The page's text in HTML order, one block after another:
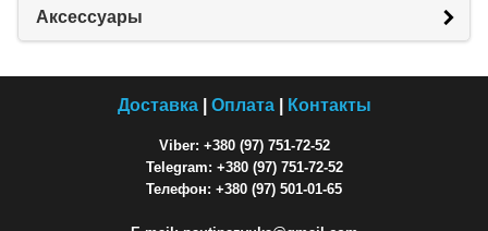
Аксессуары
Доставка| Оплата| Контакты
Viber: +380 (97) 751-72-52
Telegram: +380 (97) 751-72-52
Телефон: +380 (97) 501-01-65